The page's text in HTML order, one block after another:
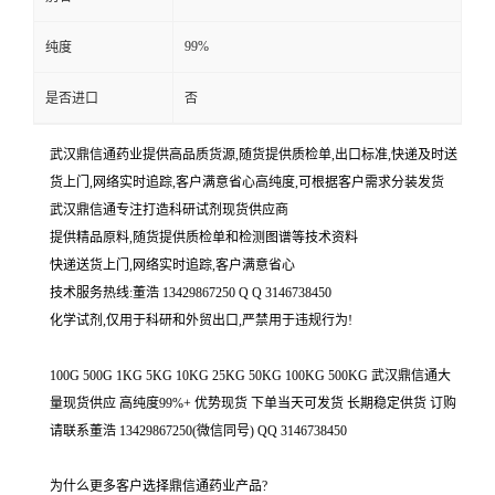
纯度 99%
是否进口 否
武汉鼎信通药业提供高品质货源,随货提供质检单,出口标准,快递及时送
货上门,网络实时追踪,客户满意省心高纯度,可根据客户需求分装发货
武汉鼎信通专注打造科研试剂现货供应商
提供精品原料,随货提供质检单和检测图谱等技术资料
快递送货上门,网络实时追踪,客户满意省心
技术服务热线:董浩 13429867250 Q Q 3146738450
化学试剂,仅用于科研和外贸出口,严禁用于违规行为!
100G 500G 1KG 5KG 10KG 25KG 50KG 100KG 500KG 武汉鼎信通大
量现货供应 高纯度99%+ 优势现货 下单当天可发货 长期稳定供货 订购
请联系董浩 13429867250(微信同号) QQ 3146738450
为什么更多客户选择鼎信通药业产品?